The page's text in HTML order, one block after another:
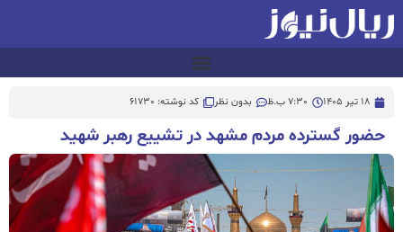
18 تیر 1405 7:30 ب.ظ بدون نظر کد نوشته: 61730
حضور گسترده مردم مشهد در تشییع رهبر شهید